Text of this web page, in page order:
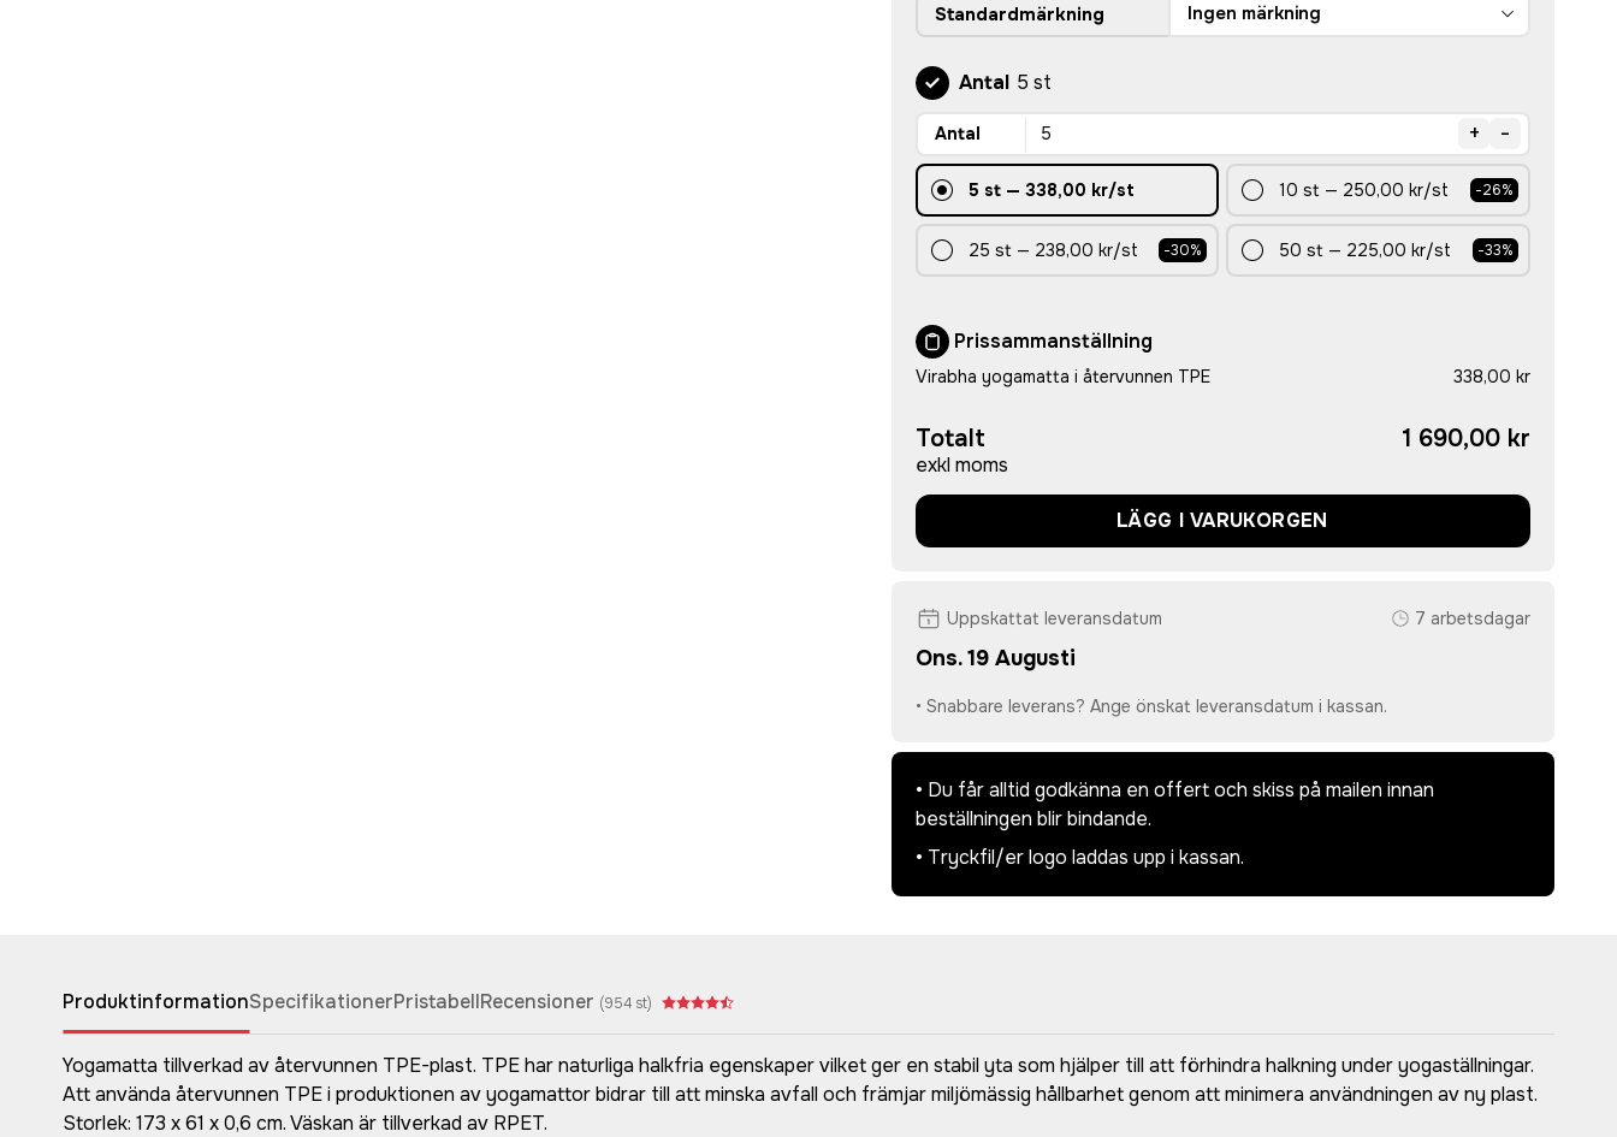
Standardmärkning Ingen märkning
Antal 5 st
Antal + -
5 st— 338,00 kr/st 10 st — 250,00 kr/st -26%
25 st — 238,00 kr/st -30% 50 st — 225,00 kr/st -33%
Prissammanställning
Virabha yogamatta i återvunnen TPE 338,00 kr
Totalt
exkl moms
1 690,00 kr
LÄGG I VARUKORGEN
Uppskattat leveransdatum 7 arbetsdagar
Ons. 19 Augusti
• Snabbare leverans? Ange önskat leveransdatum i kassan.
• Du får alltid godkänna en offert och skiss på mailen innan
beställningen blir bindande.
• Tryckfil/er logo laddas upp i kassan.
ProduktinformationSpecifikationerPristabellRecensioner (954 st)
Yogamatta tillverkad av återvunnen TPE-plast. TPE har naturliga halkfria egenskaper vilket ger en stabil yta som hjälper till att förhindra halkning under yogaställningar.
Att använda återvunnen TPE i produktionen av yogamattor bidrar till att minska avfall och främjar miljömässig hållbarhet genom att minimera användningen av ny plast.
Storlek: 173 x 61 x 0,6 cm. Väskan är tillverkad av RPET.